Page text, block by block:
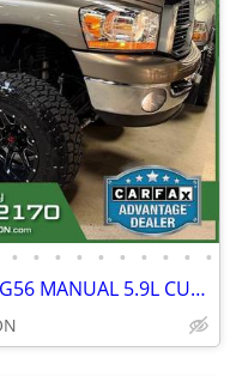
• • • • • • • • • •
2006 DODGE RAM 2500 SLT 4X4 G56 MANUAL 5.9L CUMMINS DIESEL